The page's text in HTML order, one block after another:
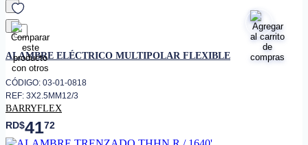
favorito
ALAMBRE ELÉCTRICO MULTIPOLAR FLEXIBLE
CÓDIGO: 03-01-0818
REF: 3X2.5MM12/3
BARRYFLEX
RD$4172